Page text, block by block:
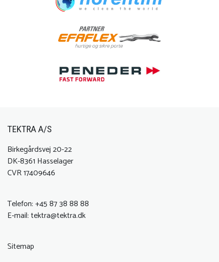
TEKTRA A/S
Birkegårdsvej 20-22
DK-8361 Hasselager
CVR 17409646
Telefon:+45 87 38 88 88
E-mail:tektra@tektra.dk
Sitemap